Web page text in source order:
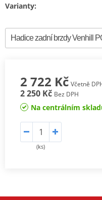
Varianty:
2 722 Kč Včetně
2 250 Kč Bez DPH
Na centrálním
(ks)